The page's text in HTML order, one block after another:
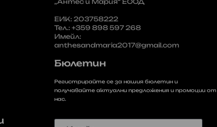
ЕИК: 203758222
Тел.: +359 898 597 268
Имейл:
anthesandmaria2017@gmail.com
Бюлетин
Регистрирайте се за нашия бюлетин и
получавайте актуални предложения и промоции от
нас.